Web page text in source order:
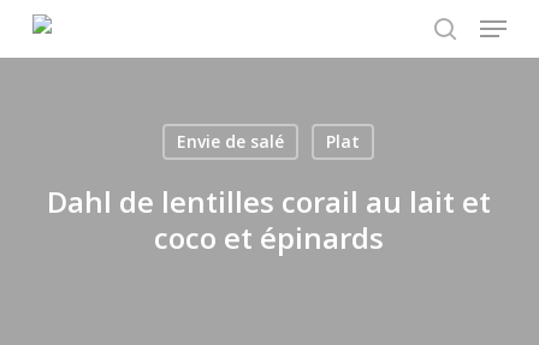
search
Menu
Envie de salé Plat
Dahl de lentilles corail au lait et
coco et épinards